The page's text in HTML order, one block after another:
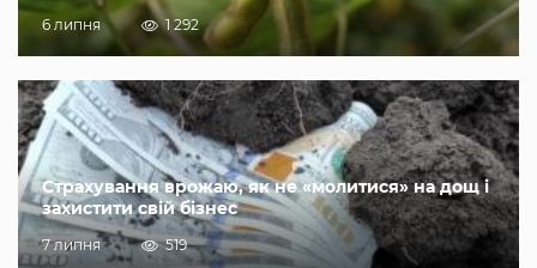
6 липня 1 292
Страхування врожаю, як не «молитися» на дощ і
захистити свій бізнес
7 липня 519